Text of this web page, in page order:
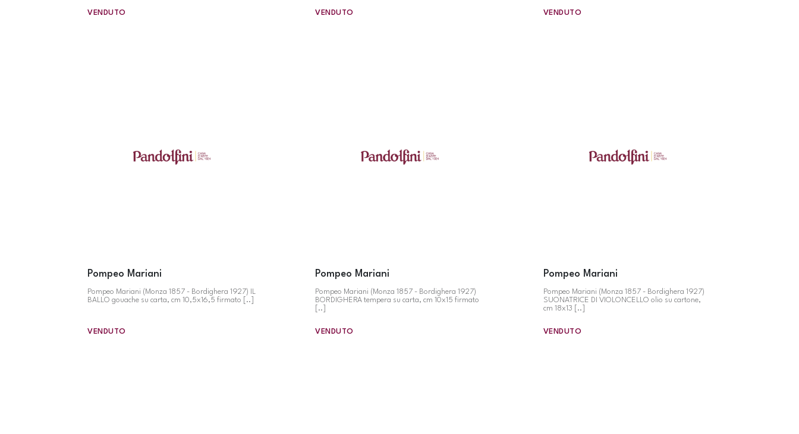
VENDUTO VENDUTO VENDUTO
Pompeo Mariani
Pompeo Mariani (Monza 1857 - Bordighera 1927) IL
BALLO gouache su carta, cm 10,5x16,5 firmato [..]
VENDUTO
Pompeo Mariani
Pompeo Mariani (Monza 1857 - Bordighera 1927)
BORDIGHERA tempera su carta, cm 10x15 firmato
[..]
VENDUTO
Pompeo Mariani
Pompeo Mariani (Monza 1857 - Bordighera 1927)
SUONATRICE DI VIOLONCELLO olio su cartone,
cm 18x13 [..]
VENDUTO